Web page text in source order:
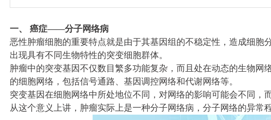
一、 癌症——分子网络病
恶性肿瘤细胞的重要特点就是由于其基因组的不稳定性，造成细胞
出现具有不同生物特性的突变细胞群体。
肿瘤中的突变基因不仅数目繁多功能复杂，而且处在动态的生物
的细胞网络，包括信号通路、基因调控网络和代谢网络等。
突变基因在细胞网络中所处地位不同，对网络的影响可能会不同，
从这个意义上讲，肿瘤实际上是一种分子网络病，分子网络的异常